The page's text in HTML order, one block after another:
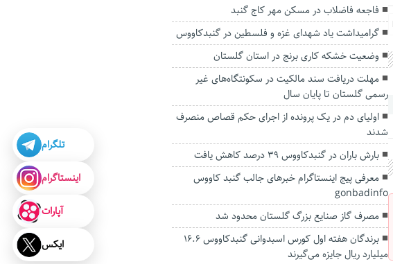
فاجعه فاضلاب در مسکن مهر کاج گنبد
گرامیداشت یاد شهدای غزه و فلسطین در گنبدکاووس
وضعیت خشکه کاری برنج در استان گلستان
مهلت دریافت سند مالکیت در سکونتگاه‌های غیر
رسمی گلستان تا پایان سال
اولیای دم در یک پرونده از اجرای حکم قصاص منصرف
شدند
بارش باران در گنبدکاووس ۳۹ درصد کاهش یافت
معرفی پیج اینستاگرام خبرهای جالب گنبد کاووس
gonbadinfo
مصرف گاز صنایع بزرگ گلستان محدود شد
برندگان هفته اول کورس اسبدوانی گنبدکاووس ۱۶.۶
میلیارد ریال جایزه می‌گیرند
تلگرام
اینستاگرام
آپارات
ایکس